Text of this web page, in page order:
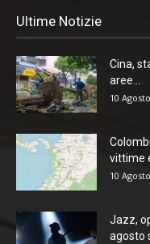
Ultime Notizie
Cina,
aree...
10
vittime
10
Jazz,
agosto